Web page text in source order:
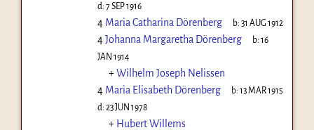
d: 7 SEP 1916
4 Maria Catharina Dörenberg b:31 AUG 1912
4Johanna Margaretha Dörenberg b:16
JAN 1914
+Wilhelm Joseph Nelissen
4 Maria Elisabeth Dörenberg b:13 MAR 1915
d: 23 JUN 1978
+ Hubert Willems